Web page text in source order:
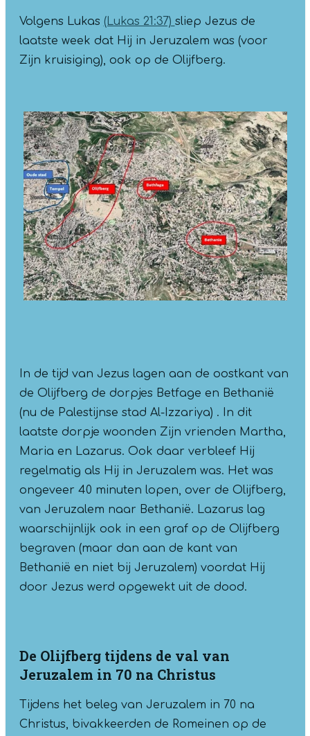
Volgens Lukas (Lukas 21:37) sliep Jezus de
laatste week dat Hij in Jeruzalem was (voor
Zijn kruisiging), ook op de Olijfberg.
In de tijd van Jezus lagen aan de oostkant van
de Olijfberg de dorpjes Betfage en Bethanië
(nu de Palestijnse stad Al-Izzariya) . In dit
laatste dorpje woonden Zijn vrienden Martha,
Maria en Lazarus. Ook daar verbleef Hij
regelmatig als Hij in Jeruzalem was. Het was
ongeveer 40 minuten lopen, over de Olijfberg,
van Jeruzalem naar Bethanië. Lazarus lag
waarschijnlijk ook in een graf op de Olijfberg
begraven (maar dan aan de kant van
Bethanië en niet bij Jeruzalem) voordat Hij
door Jezus werd opgewekt uit de dood.
De Olijfberg tijdens de val van
Jeruzalem in 70 na Christus
Tijdens het beleg van Jeruzalem in 70 na
Christus, bivakkeerden de Romeinen op de